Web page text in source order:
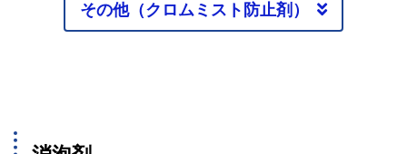
その他（クロムミスト防止剤）